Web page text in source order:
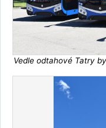
Vedle odtahové Tatry